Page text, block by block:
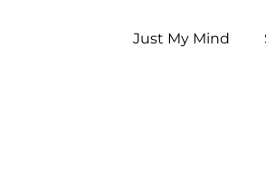
Just My Mind